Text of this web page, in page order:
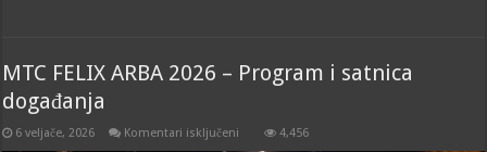
MTC FELIX ARBA 2026 – Program i satnica
događanja
6 veljače, 2026 Komentari isključeni 4,456